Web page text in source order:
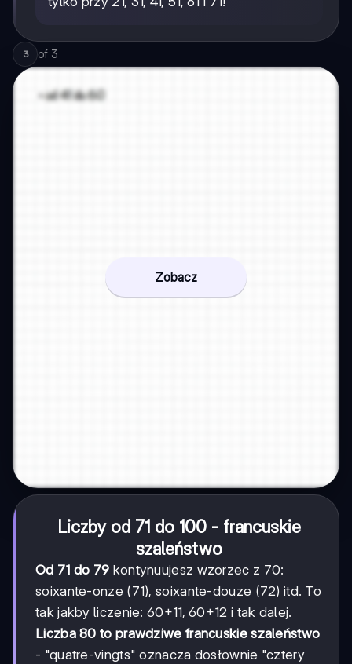
3 of 3
Zobacz
Liczby od 71 do 100 - francuskie
szaleństwo
Od 71 do 79 kontynuujesz wzorzec z 70:
soixante-onze (71), soixante-douze (72) itd. To
tak jakby liczenie: 60+11, 60+12 i tak dalej.
Liczba 80 to prawdziwe francuskie szaleństwo
- "quatre-vingts" oznacza dosłownie "cztery